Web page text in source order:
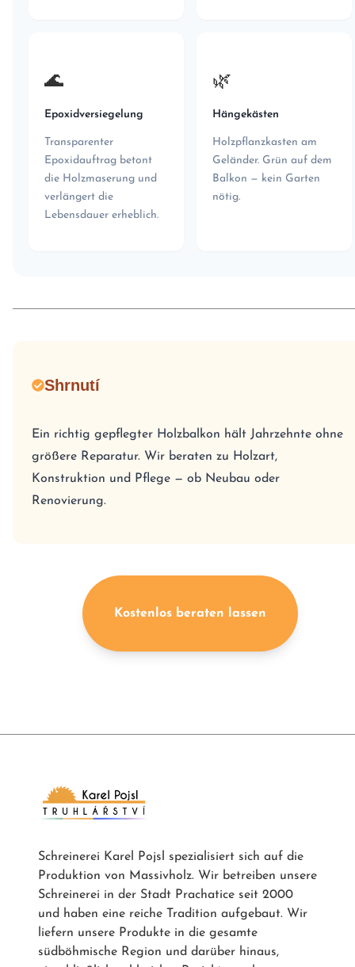
🌊
Epoxidversiegelung
Transparenter
Epoxidauftrag betont
die Holzmaserung und
verlängert die
Lebensdauer erheblich.
🌿
Hängekästen
Holzpflanzkasten am
Geländer. Grün auf dem
Balkon — kein Garten
nötig.
Shrnutí
Ein richtig gepflegter Holzbalkon hält Jahrzehnte ohne
größere Reparatur. Wir beraten zu Holzart,
Konstruktion und Pflege — ob Neubau oder
Renovierung.
Kostenlos beraten lassen
Schreinerei Karel Pojsl spezialisiert sich auf die
Produktion von Massivholz. Wir betreiben unsere
Schreinerei in der Stadt Prachatice seit 2000
und haben eine reiche Tradition aufgebaut. Wir
liefern unsere Produkte in die gesamte
südböhmische Region und darüber hinaus,